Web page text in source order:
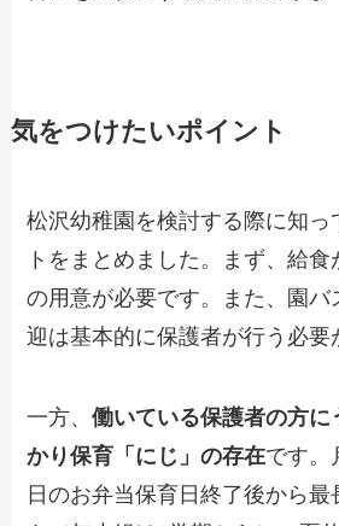
気をつけたいポイント
松沢幼稚園を検討する際に知っ
トをまとめました。まず、給
の用意が必要です。また、園バ
迎は基本的に保護者が行う必要
一方、働いている保護者の方に
かり保育「にじ」の存在です。
日のお弁当保育日終了後から